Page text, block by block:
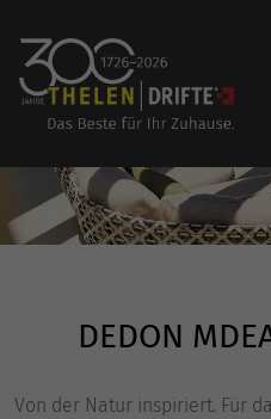
DEDON
Von der Natur inspiriert. Für